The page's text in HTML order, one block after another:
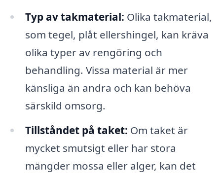
Typ av takmaterial: Olika takmaterial,
som tegel, plåt ellershingel, kan kräva
olika typer av rengöring och
behandling. Vissa material är mer
känsliga än andra och kan behöva
särskild omsorg.
Tillståndet på taket: Om taket är
mycket smutsigt eller har stora
mängder mossa eller alger, kan det